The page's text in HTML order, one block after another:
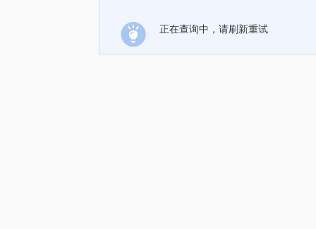
正在查询中，请刷新重试